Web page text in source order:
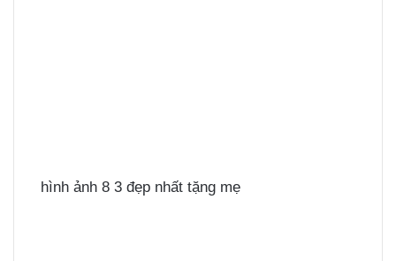
hình ảnh 8 3 đẹp nhất tặng mẹ